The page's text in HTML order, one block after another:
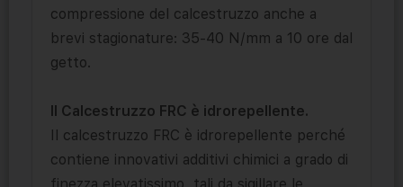
compressione del calcestruzzo anche a
brevi stagionature: 35-40 N/mm a 10 ore dal
getto.
Il Calcestruzzo FRC è idrorepellente.
Il calcestruzzo FRC è idrorepellente perché
contiene innovativi additivi chimici a grado di